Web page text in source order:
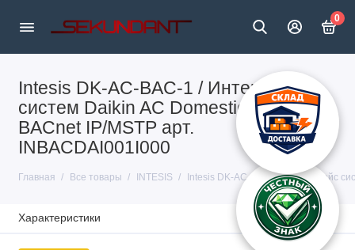
0
Intesis DK-AC-BAC-1 / Интерфейс
систем Daikin AC Domestic в сеть
BACnet IP/MSTP арт.
INBACDAI001I000
Главная Все товары INTESIS Intesis DK-AC-BAC-1 / Интерфейс
Характеристики